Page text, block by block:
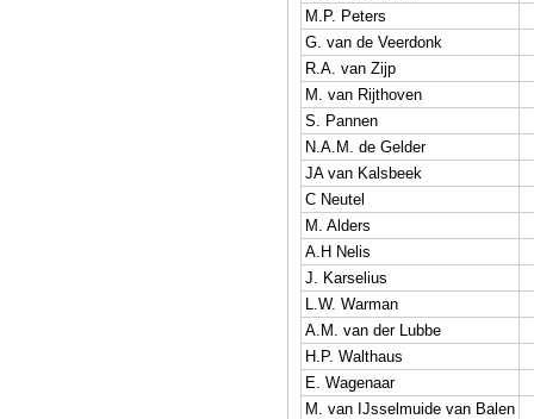
M.P. Peters
G. van de Veerdonk
R.A. van Zijp
M. van Rijthoven
S. Pannen
N.A.M. de Gelder
JA van Kalsbeek
C Neutel
M. Alders
A.H Nelis
J. Karselius
L.W. Warman
A.M. van der Lubbe
H.P. Walthaus
E. Wagenaar
M. van IJsselmuide van Balen